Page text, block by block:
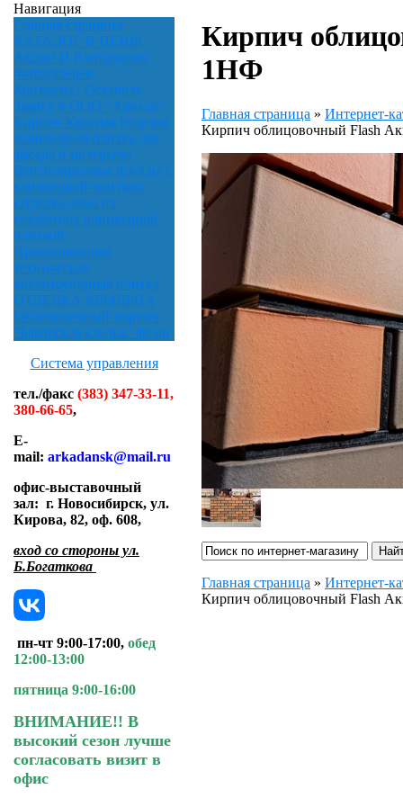
Навигация
Главная страница
КАТАЛОГ И ЦЕНЫ
Акции И Распродажи
Фотогалерея
Контакты / Оставить
Заявку в ООО "Аркада"
Кирпич Красная гвардия
Клинкерная плитка для
фасада и интерьера
Вентилируемые фасады с
клинкерной плиткой
Отделка дома из
газобетона клинкерной
плиткой
Промышленная
техническая
кислотоупорная плитка
ОТДЕЛКА КРЫЛЬЦА
Облицовочный кирпич
"Баварская кладка" флэш
Система управления
тел./факс (383) 347-33-11,
380-66-65,
E-
mail: arkadansk@mail.ru
офис-выставочный
зал: г. Новосибирск, ул.
Кирова, 82, оф. 608,
вход со стороны ул.
Б.Богаткова
пн-чт 9:00-17:00, обед
12:00-13:00
пятница 9:00-16:00
ВНИМАНИЕ!! В
высокий сезон лучше
согласовать визит в
офис
Кирпич
1НФ
Главная страница » Интернет-
Кирпич облицовочный Flash
Главная страница » Интернет-
Кирпич облицовочный Flash